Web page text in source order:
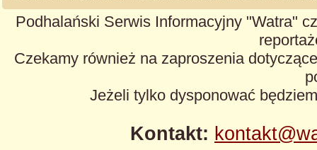
Podhalański Serwis Informacyjny "Watra"
Czekamy również na zaproszenia
Jeżeli tylko dysponować
Kontakt: